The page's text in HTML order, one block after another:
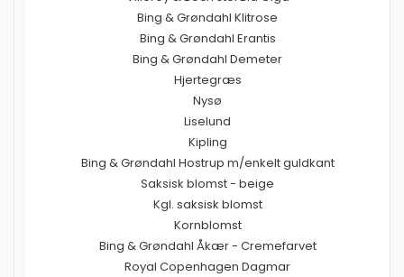
Bing & Grøndahl Klitrose
Bing & Grøndahl Erantis
Bing & Grøndahl Demeter
Hjertegræs
Nysø
Liselund
Kipling
Bing & Grøndahl Hostrup m/enkelt guldkant
Saksisk blomst - beige
Kgl. saksisk blomst
Kornblomst
Bing & Grøndahl Åkær - Cremefarvet
Royal Copenhagen Dagmar